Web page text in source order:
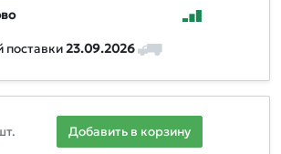
23.09.2026
Добавить в корзину